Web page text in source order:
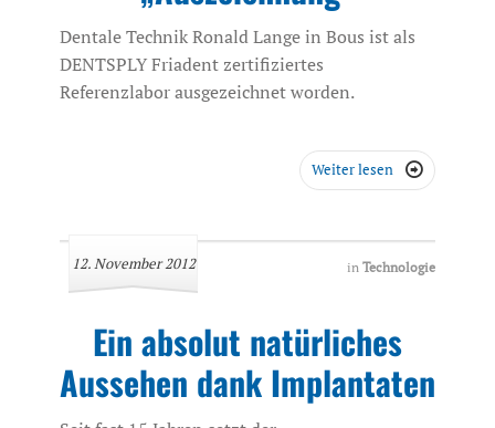
Dentale Technik Ronald Lange in Bous ist als
DENTSPLY Friadent zertifiziertes
Referenzlabor ausgezeichnet worden.
Weiter lesen 
12. November 2012 in Technologie
Ein absolut natürliches
Aussehen dank Implantaten